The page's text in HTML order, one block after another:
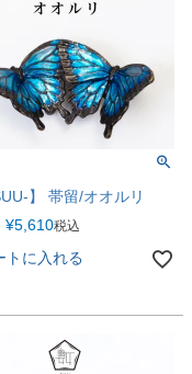
】 帯留/オオルリ
¥5,610税込
トに入れる